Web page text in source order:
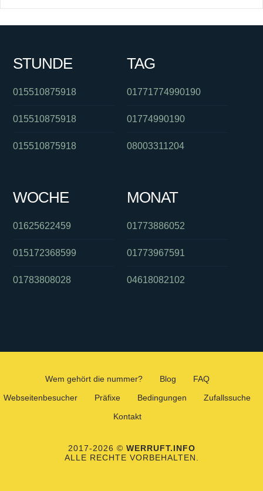
STUNDE
015510875918
015510875918
015510875918
TAG
01771774990190
01774990190
08003311204
WOCHE
01625622459
015172368599
01783808028
MONAT
01773886052
01773967591
04618082102
Wem gehört die nummer? Blog
FAQ
Webseitenbesucher
Präfixe Bedingungen
Zufallssuche
Kontakt
2017-2026 © WERRUFT.INFO
ALLE RECHTE VORBEHALTEN.